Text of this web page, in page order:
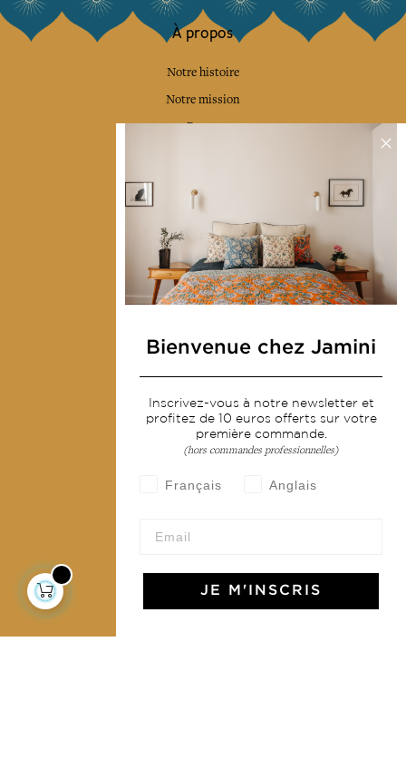
À propos
Notre histoire
Notre mission
Presse
Collections
Déco & Linge de maison
Linge de table
Sacs & pochettes
Services
Livraison & retour
CGV
Devenir revendeur
L'Art de Vivre Jamini
Bienvenue chez Jamini
Inscrivez-vous à notre newsletter et
profitez de 10 euros offerts sur votre
première commande.
(hors commandes professionnelles)
Français Anglais
JE M'INSCRIS